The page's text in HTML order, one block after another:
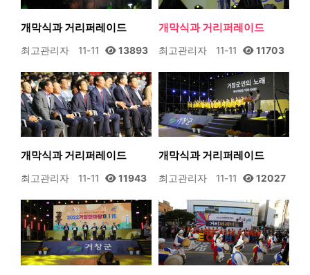
개막식과 거리퍼레이드
최고관리자 11-11 13893
개막식과 거리퍼레이드
최고관리자 11-11 11703
개막식과 거리퍼레이드
최고관리자 11-11 11943
개막식과 거리퍼레이드
최고관리자 11-11 12027